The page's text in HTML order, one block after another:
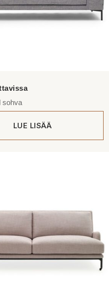
sohva
LUE LISÄÄ